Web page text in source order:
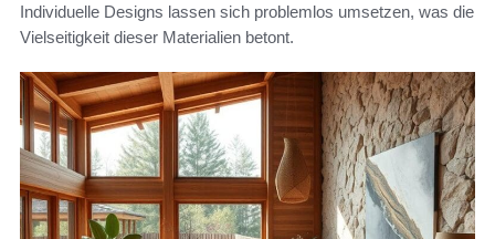
Individuelle Designs lassen sich problemlos umsetzen, was die
Vielseitigkeit dieser Materialien betont.